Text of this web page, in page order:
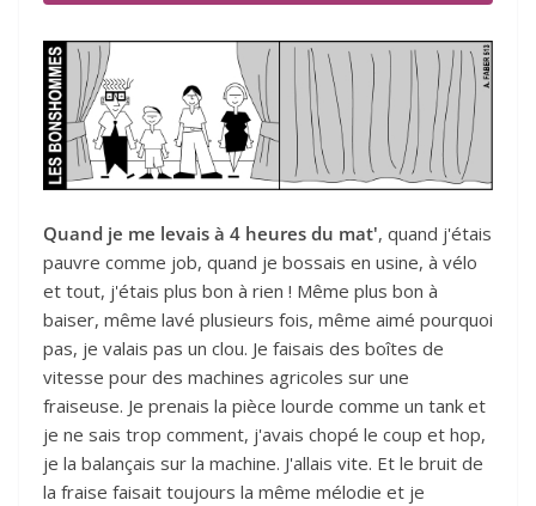
Quand je me levais à 4 heures du mat', quand j'étais
pauvre comme job, quand je bossais en usine, à vélo
et tout, j'étais plus bon à rien ! Même plus bon à
baiser, même lavé plusieurs fois, même aimé pourquoi
pas, je valais pas un clou. Je faisais des boîtes de
vitesse pour des machines agricoles sur une
fraiseuse. Je prenais la pièce lourde comme un tank et
je ne sais trop comment, j'avais chopé le coup et hop,
je la balançais sur la machine. J'allais vite. Et le bruit de
la fraise faisait toujours la même mélodie et je